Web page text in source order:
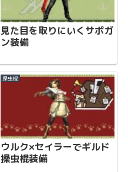
見た目を取りにいくサポガ
ン装備
操虫棍
ウルク×セイラーでギルド
操虫棍装備